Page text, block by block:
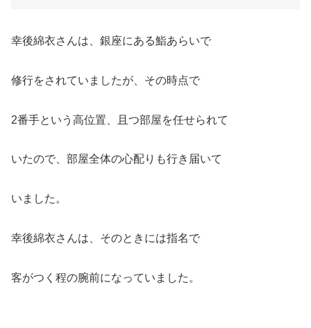
幸後綿衣さんは、銀座にある鮨あらいで
修行をされていましたが、その時点で
2番手という高位置、且つ部屋を任せられて
いたので、部屋全体の心配りも行き届いて
いました。
幸後綿衣さんは、そのときには指名で
客がつく程の腕前になっていました。